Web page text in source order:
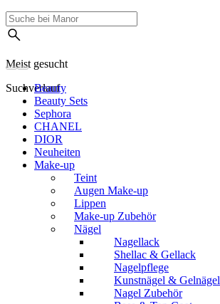
Meist gesucht
Suchverlauf
Beauty
Beauty Sets
Sephora
CHANEL
DIOR
Neuheiten
Make-up
Teint
Augen Make-up
Lippen
Make-up Zubehör
Nägel
Nagellack
Shellac & Gellack
Nagelpflege
Kunstnägel & Gelnägel
Nagel Zubehör